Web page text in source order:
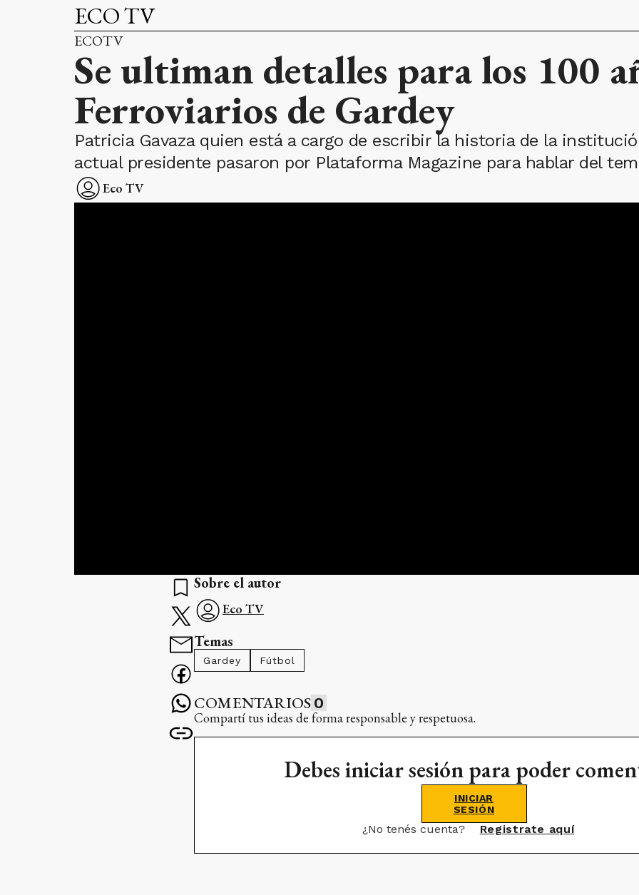
ECO TV
ECOTV
Se ultiman detalles para los 100
Ferroviarios de Gardey
Patricia Gavaza quien está a cargo de escribir la historia de la
actual presidente pasaron por Plataforma Magazine para hablar del
Eco TV
Sobre el autor
Eco TV
Temas
Gardey Fútbol
COMENTARIOS 0
Compartí tus ideas de forma responsable y respetuosa.
Debes iniciar sesión para poder
INICIAR
SESIÓN
¿No tenés cuenta? Registrate aquí